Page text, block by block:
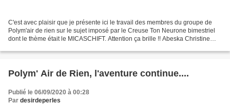
C'est avec plaisir que je présente ici le travail des membres du groupe de
Polym'air de rien sur le sujet imposé par le Creuse Ton Neurone bimestriel
dont le thème était le MICASCHIFT. Attention ça brille !! Abeska Christine
Polym' Air de Rien, l'aventure continue....
Publié le 06/09/2020 à 00:28
Par desirdeperles